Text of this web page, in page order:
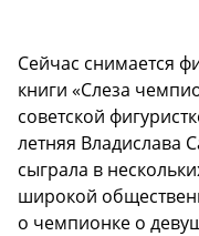
Сейчас снимается
книги «Слеза
советской
летняя Владислава
сыграла в
широкой
о чемпионке о